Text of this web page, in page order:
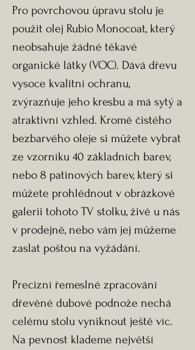
Pro povrchovou úpravu stolu je
použit olej Rubio Monocoat, který
neobsahuje žádné těkavé
organické látky (VOC). Dává dřevu
vysoce kvalitní ochranu,
zvýrazňuje jeho kresbu a má sytý a
atraktivní vzhled. Kromě čistého
bezbarvého oleje si můžete vybrat
ze vzorníku 40 základních barev,
nebo 8 patinových barev, který si
můžete prohlédnout v obrázkové
galerii tohoto TV stolku, živě u nás
v prodejně, nebo vám jej můžeme
zaslat poštou na vyžádání.
Precizní řemeslné zpracování
dřevěné dubové podnože nechá
celému stolu vyniknout ještě víc.
Na pevnost klademe největší